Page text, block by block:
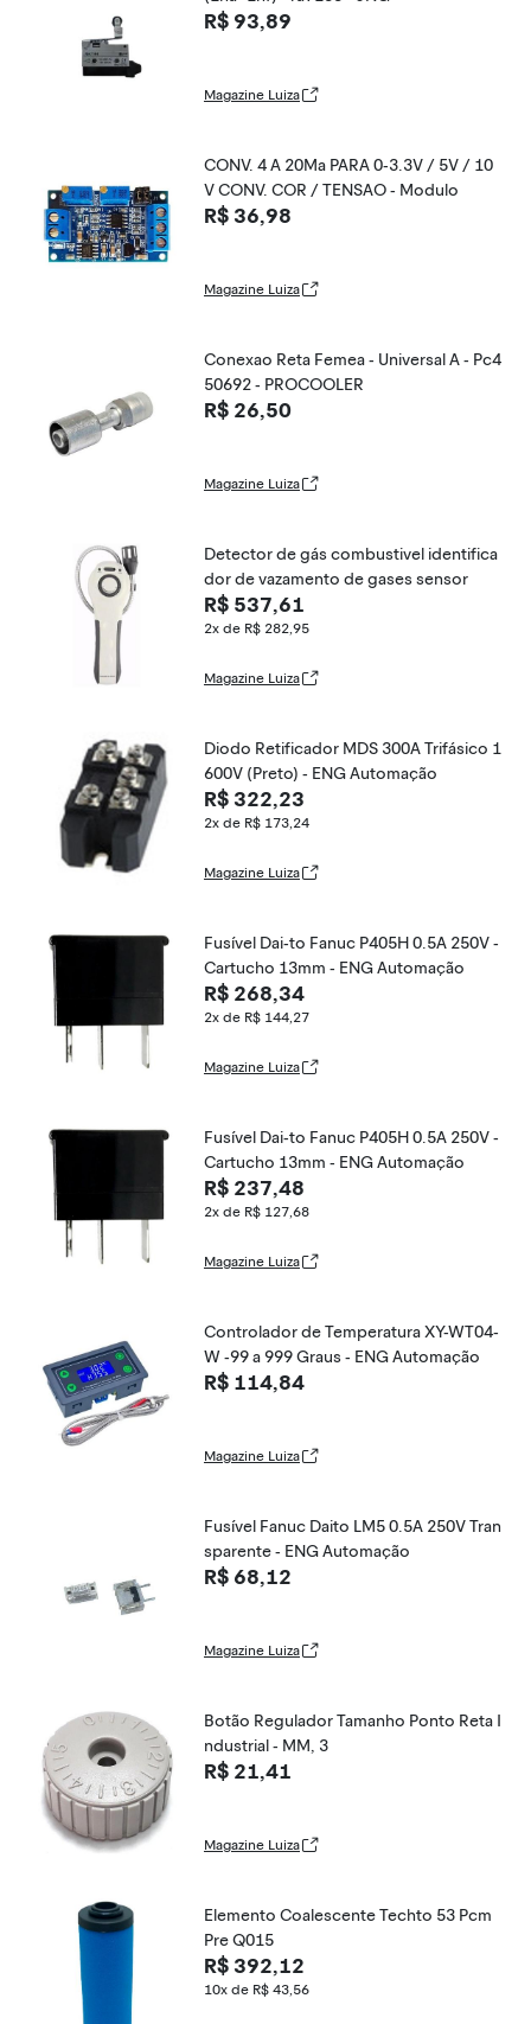
R$ 93,89
Magazine Luiza
CONV. 4 A 20Ma PARA 0-3.3V / 5V / 10
V CONV. COR / TENSAO - Modulo
R$ 36,98
Magazine Luiza
Conexao Reta Femea - Universal A - Pc4
50692 - PROCOOLER
R$ 26,50
Magazine Luiza
Detector de gás combustivel identifica
dor de vazamento de gases sensor
R$ 537,61
2x de R$ 282,95
Magazine Luiza
Diodo Retificador MDS 300A Trifásico 1
600V (Preto) - ENG Automação
R$ 322,23
2x de R$ 173,24
Magazine Luiza
Fusível Dai-to Fanuc P405H 0.5A 250V -
Cartucho 13mm - ENG Automação
R$ 268,34
2x de R$ 144,27
Magazine Luiza
Fusível Dai-to Fanuc P405H 0.5A 250V -
Cartucho 13mm - ENG Automação
R$ 237,48
2x de R$ 127,68
Magazine Luiza
Controlador de Temperatura XY-WT04-
W -99 a 999 Graus - ENG Automação
R$ 114,84
Magazine Luiza
Fusível Fanuc Daito LM5 0.5A 250V Tran
sparente - ENG Automação
R$ 68,12
Magazine Luiza
Botão Regulador Tamanho Ponto Reta I
ndustrial - MM, 3
R$ 21,41
Magazine Luiza
Elemento Coalescente Techto 53 Pcm
Pre Q015
R$ 392,12
10x de R$ 43,56